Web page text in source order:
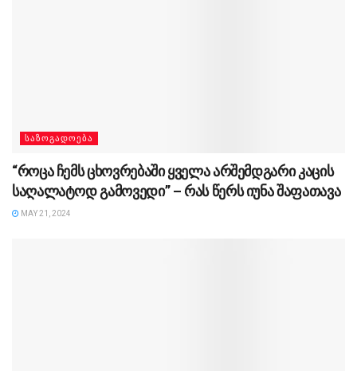
ᲡᲐᲖᲝᲒᲐᲓᲝᲔᲑᲐ
“როცა ჩემს ცხოვრებაში ყველა არშემდგარი კაცის
საღალატოდ გამოვედი” – რას წერს იუნა შაფათავა
MAY 21, 2024